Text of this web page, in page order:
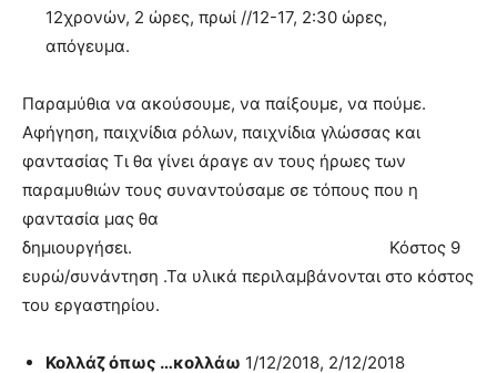
12χρονών, 2 ώρες, πρωί //12-17, 2:30 ώρες,
απόγευμα.
Παραμύθια να ακούσουμε, να παίξουμε, να πούμε.
Αφήγηση, παιχνίδια ρόλων, παιχνίδια γλώσσας και
φαντασίας Τι θα γίνει άραγε αν τους ήρωες των
παραμυθιών τους συναντούσαμε σε τόπους που η
φαντασία μας θα
δημιουργήσει. Κόστος 9
ευρώ/συνάντηση .Τα υλικά περιλαμβάνονται στο κόστος
του εργαστηρίου.
Κολλάζ όπως …κολλάω 1/12/2018, 2/12/2018